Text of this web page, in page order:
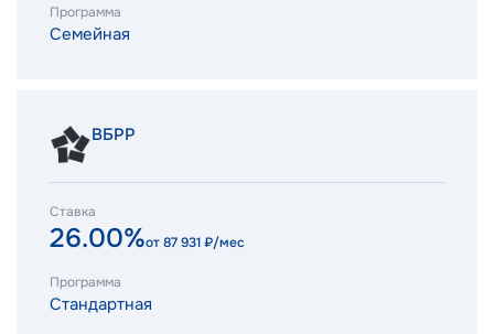
Программа
Семейная
ВБРР
Ставка
26.00%от87 931₽/мес
Программа
Стандартная